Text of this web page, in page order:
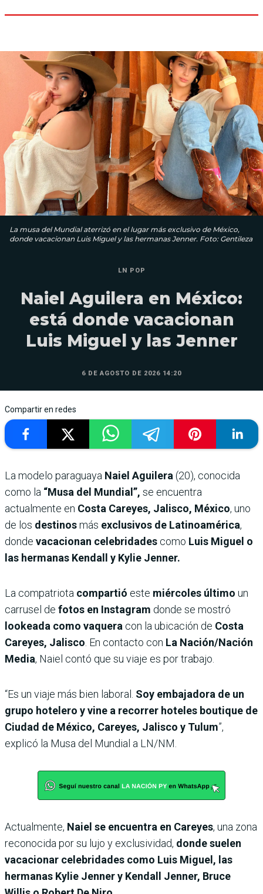
La musa del Mundial aterrizó en el lugar más exclusivo de México,
donde vacacionan Luis Miguel y las hermanas Jenner. Foto: Gentileza
LN POP
Naiel Aguilera en México:
está donde vacacionan
Luis Miguel y las Jenner
6 DE AGOSTO DE 2026 14:20
Compartir en redes
La modelo paraguaya Naiel Aguilera(20), conocida
como la “Musa del Mundial”, se encuentra
actualmente en Costa Careyes, Jalisco, México, uno
de los destinosmás exclusivos de Latinoamérica,
donde vacacionan celebridades como Luis Miguel o
las hermanas Kendall y Kylie Jenner.
La compatriota compartió este miércoles último un
carrusel de fotos en Instagram donde se mostró
lookeada como vaquera con la ubicación de Costa
Careyes, Jalisco. En contacto con La Nación/Nación
Media, Naiel contó que su viaje es por trabajo.
“Es un viaje más bien laboral. Soy embajadora de un
grupo hotelero y vine a recorrer hoteles boutique de
Ciudad de México, Careyes, Jalisco y Tulum”,
explicó la Musa del Mundial a LN/NM.
Actualmente, Naiel se encuentra en Careyes, una zona
reconocida por su lujo y exclusividad, donde suelen
vacacionar celebridades como Luis Miguel, las
hermanas Kylie Jenner y Kendall Jenner, Bruce